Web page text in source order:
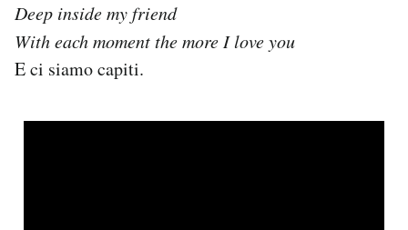
Deep inside my friend
With each moment the more I love you
E ci siamo capiti.